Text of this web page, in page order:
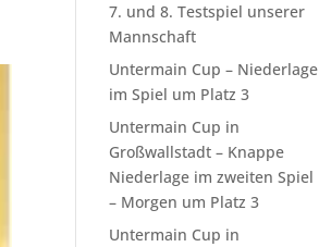
7. und 8. Testspiel unserer
Mannschaft
Untermain Cup – Niederlage
im Spiel um Platz 3
Untermain Cup in
Großwallstadt – Knappe
Niederlage im zweiten Spiel
– Morgen um Platz 3
Untermain Cup in